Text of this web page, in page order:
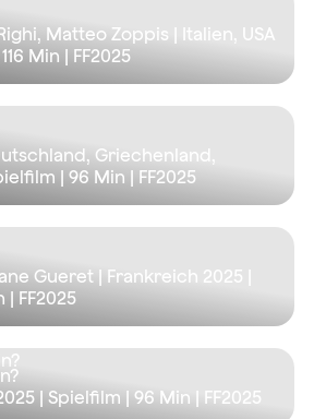
Matteo Zoppis | Italien, USA
116 Min | FF2025
Griechenland,
| 96 Min | FF2025
Gueret | Frankreich 2025 |
| FF2025
| Spielfilm | 96 Min | FF2025